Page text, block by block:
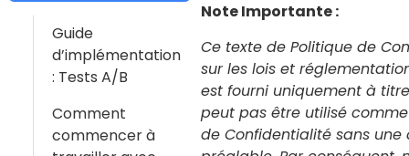
Guide
d’implémentation
: Tests A/B
Comment
commencer à
Note Importante :
Ce texte de Politique de
sur les lois et
est fourni uniquement à
peut pas être utilisé
de Confidentialité sans